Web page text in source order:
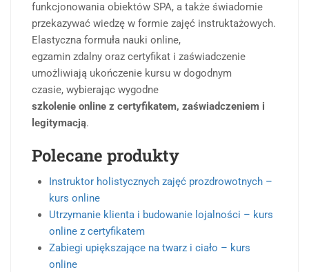
funkcjonowania obiektów SPA, a także świadomie
przekazywać wiedzę w formie zajęć instruktażowych.
Elastyczna formuła nauki online,
egzamin zdalny oraz certyfikat i zaświadczenie
umożliwiają ukończenie kursu w dogodnym
czasie, wybierając wygodne
szkolenie online z certyfikatem, zaświadczeniem i
legitymacją.
Polecane produkty
Instruktor holistycznych zajęć prozdrowotnych –
kurs online
Utrzymanie klienta i budowanie lojalności – kurs
online z certyfikatem
Zabiegi upiększające na twarz i ciało – kurs
online